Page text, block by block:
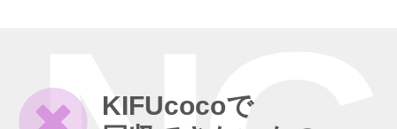
KIFUcocoで